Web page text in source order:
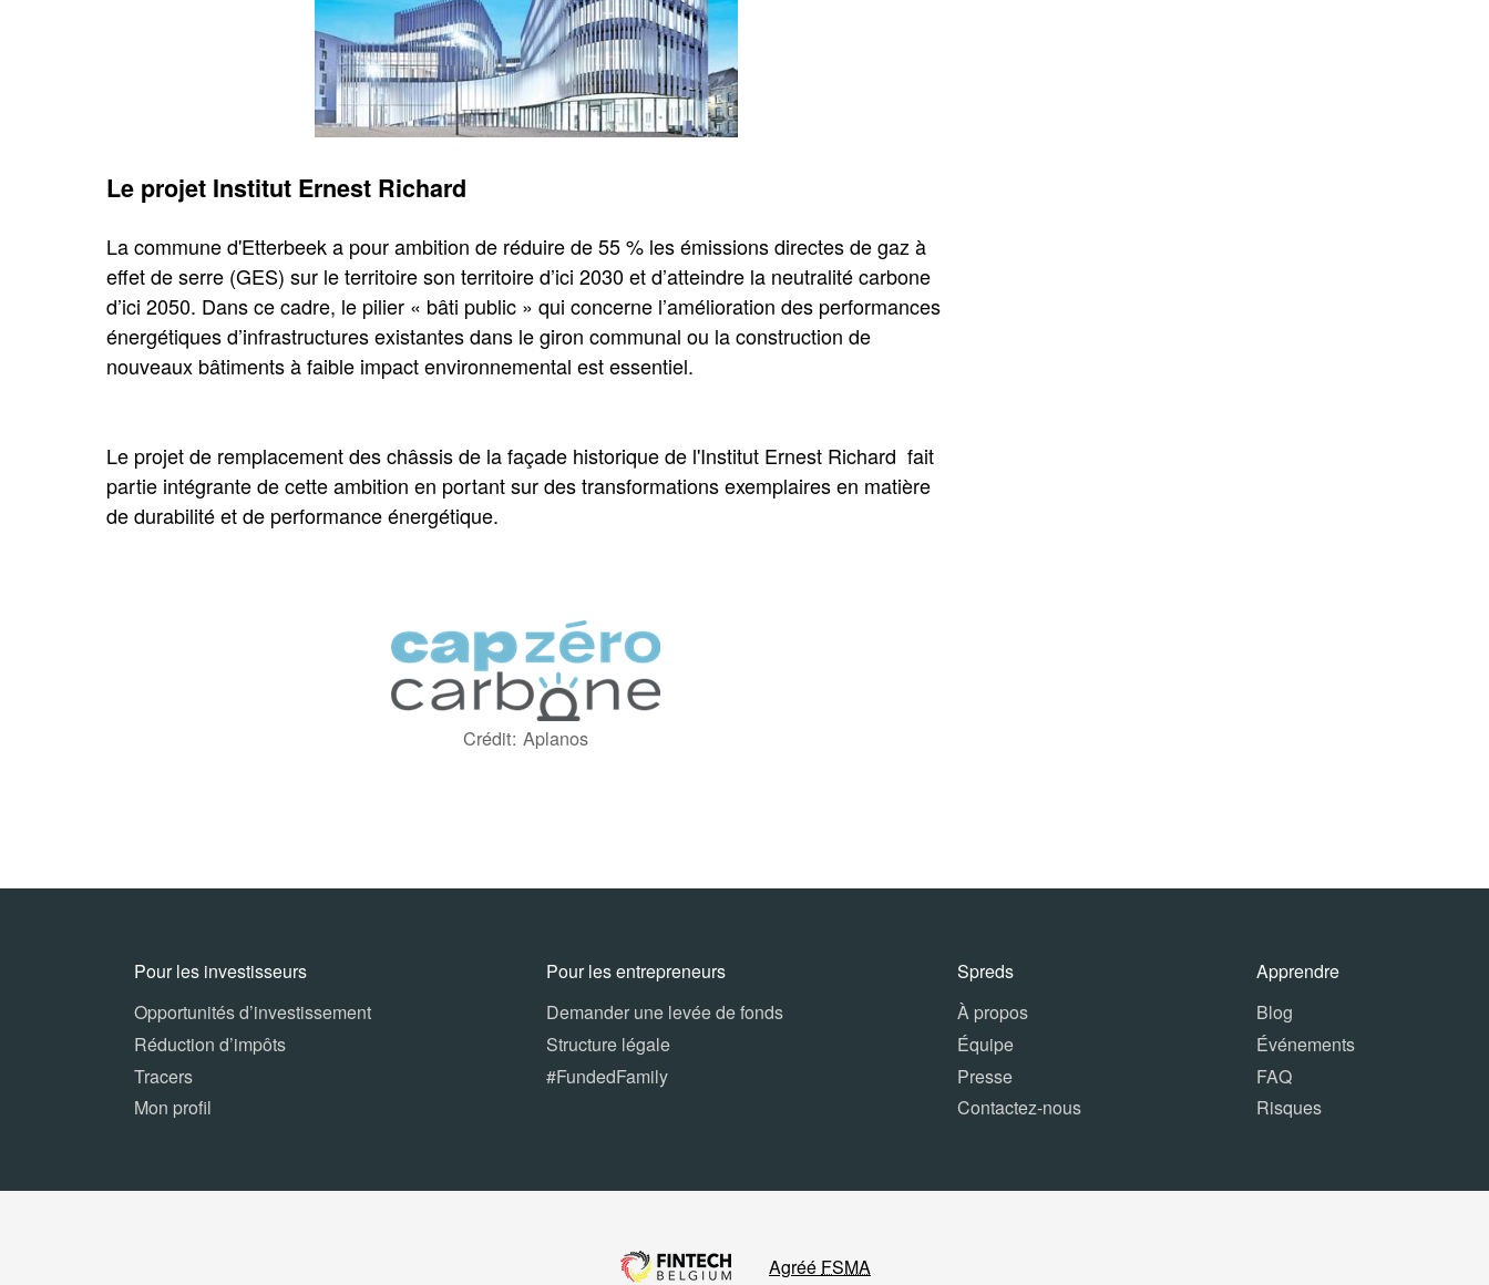
Le projet Institut Ernest Richard
La commune d'Etterbeek a pour ambition de réduire de 55 % les émissions directes de gaz à
effet de serre (GES) sur le territoire son territoire d’ici 2030 et d’atteindre la neutralité carbone
d’ici 2050. Dans ce cadre, le pilier « bâti public » qui concerne l’amélioration des performances
énergétiques d’infrastructures existantes dans le giron communal ou la construction de
nouveaux bâtiments à faible impact environnemental est essentiel.
Le projet de remplacement des châssis de la façade historique de l'Institut Ernest Richard fait
partie intégrante de cette ambition en portant sur des transformations exemplaires en matière
de durabilité et de performance énergétique.
Crédit: Aplanos
Pour les investisseurs
Opportunités d’investissement
Réduction d’impôts
Tracers
Mon profil
Pour les entrepreneurs
Demander une levée de fonds
Structure légale
#FundedFamily
Spreds
À propos
Équipe
Presse
Contactez-nous
Apprendre
Blog
Événements
FAQ
Risques
Agréé FSMA